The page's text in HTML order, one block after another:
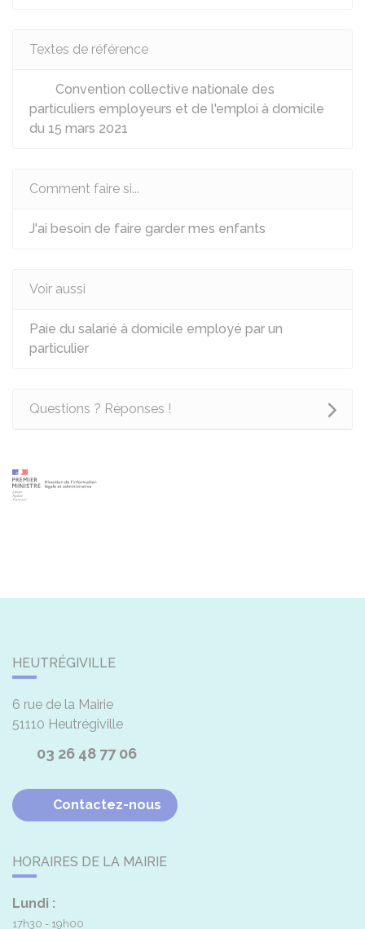
Textes de référence
Convention collective nationale des
particuliers employeurs et de l'emploi à domicile
du 15 mars 2021
Comment faire si...
J'ai besoin de faire garder mes enfants
Voir aussi
Paie du salarié à domicile employé par un
particulier
Questions ? Réponses !
HEUTRÉGIVILLE
6 rue de la Mairie
51110 Heutrégiville
03 26 48 77 06
Contactez-nous
HORAIRES DE LA MAIRIE
Lundi :
17h30 - 19h00